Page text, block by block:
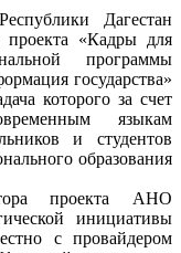
Дагестан
проекта «Кадры для
программы
государства»
которого за счет
языкам
и студентов
образования
проекта АНО
инициативы
с провайдером